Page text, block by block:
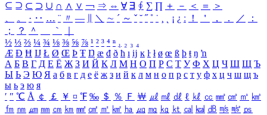
⊆ ⊇ ⊂ ⊃ ∪ ∩ ∧ ∨ ￢ ⇒ ⇔ ∀ ∃ ∮ ∑ ∏ ＋ － ＜ ＝
＞
、
。 · ‥ … ¨ 〃 ― ＼ ∼ ´ ～ ˇ ˘ ˝ ˚ ˙ ¸ ¡ ¿ ː ！ ＇ ， ． ／
：
；
？ ＾ ｀
½ ⅓ ⅔ ¼ ¾ ⅛ ⅜ ⅝ ⅞ ¹ ² ³ ⁴ ⁿ ₁ ₂ ₃ ₄
Æ Ð Ħ Ĳ Ł Ø Œ Þ Ŧ Ŋ æ đ ð ħ ı ĳ ĸ ŀ ł ø œ ß þ ŧ ŋ ŉ
А Б В Г Д Е Ё Ж З И Й К Л М Н О П Р С Т У Ф Х Ц Ч Ш Щ Ъ
Ы Ь Э Ю Я а б в г д е ё ж з и й к л м н о п р с т у ф х ц ч ш щ ъ
ы ь э ю я
′ ″ ℃ Å ￠ ￡ ￥ ¤ ℉ ‰ ＄ ％ Ｆ ￦ ㎕ ㎖ ㎗ ℓ ㎘ ㏄ ㎣ ㎤ ㎥ ㎦
㎙ ㎚ ㎛ ㎜ ㎝ ㎞ ㎟ ㎠ ㎡ ㎢ ㏊ ㎍ ㎎ ㎏ ㏏ ㎈ ㎉ ㏈ ㎧ ㎨ ㎰